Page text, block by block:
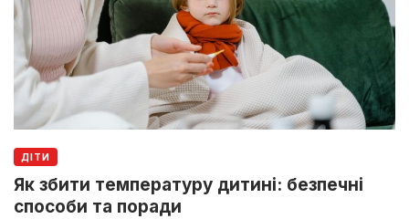
ДІТИ
Як збити температуру дитині: безпечні
способи та поради